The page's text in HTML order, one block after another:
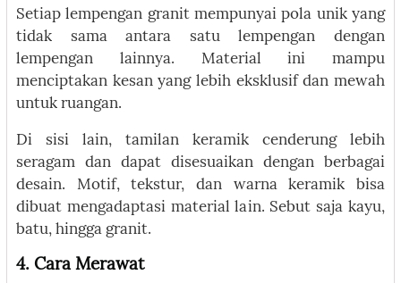
Setiap lempengan granit mempunyai pola unik yang
tidak sama antara satu lempengan dengan
lempengan lainnya. Material ini mampu
menciptakan kesan yang lebih eksklusif dan mewah
untuk ruangan.
Di sisi lain, tamilan keramik cenderung lebih
seragam dan dapat disesuaikan dengan berbagai
desain. Motif, tekstur, dan warna keramik bisa
dibuat mengadaptasi material lain. Sebut saja kayu,
batu, hingga granit.
4. Cara Merawat